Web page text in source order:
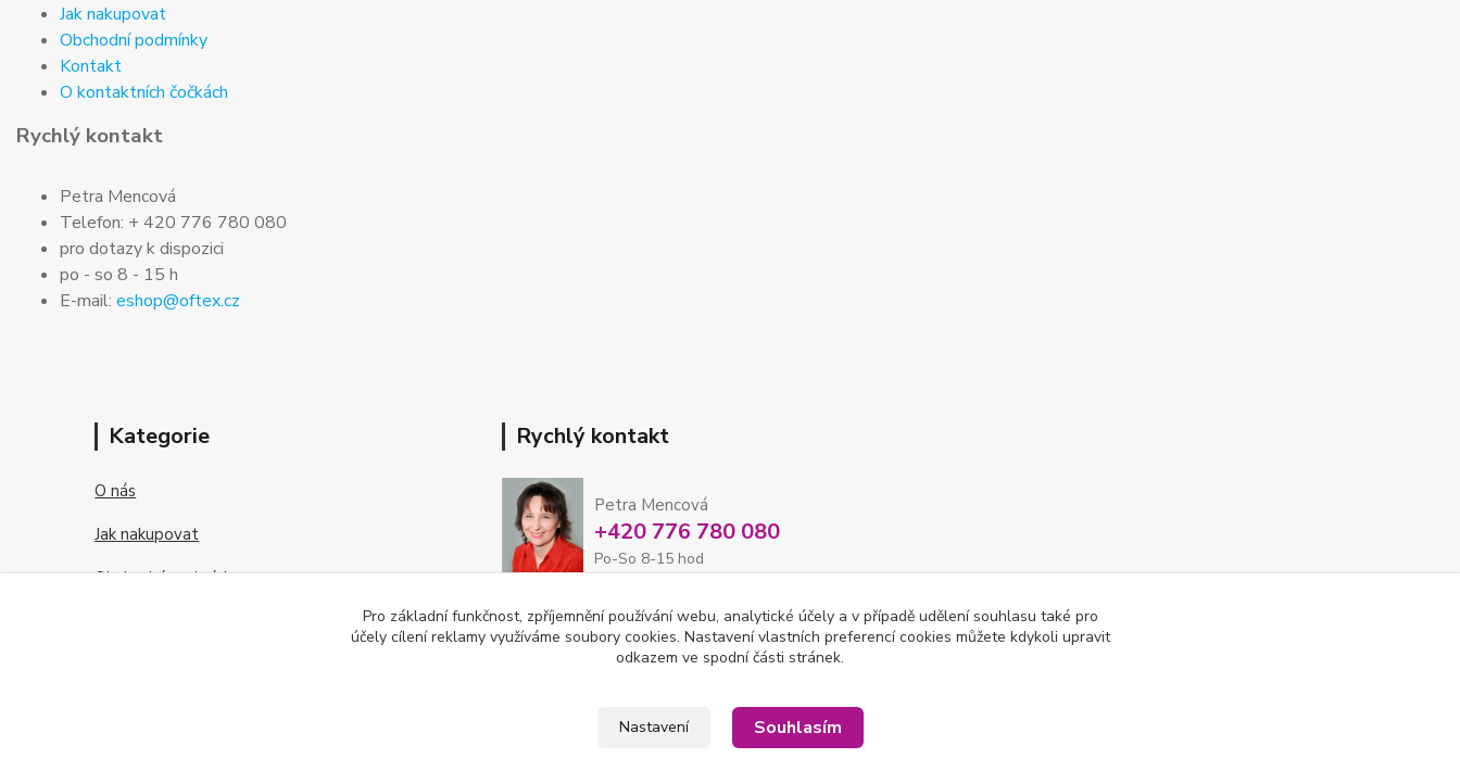
Jak nakupovat
Obchodní podmínky
Kontakt
O kontaktních čočkách
Rychlý kontakt
Petra Mencová
Telefon: + 420 776 780 080
pro dotazy k dispozici
po - so 8 - 15 h
E-mail: eshop@oftex.cz
Kategorie
O nás
Jak nakupovat
Obchodní podmínky
Rychlý kontakt
Petra Mencová
+420 776 780 080
Po-So 8-15 hod
eshop@oftex.cz
Pro základní funkčnost, zpříjemnění používání webu, analytické účely a v případě udělení souhlasu také pro
účely cílení reklamy využíváme soubory cookies. Nastavení vlastních preferencí cookies můžete kdykoli upravit
odkazem ve spodní části stránek.
Nastavení Souhlasím